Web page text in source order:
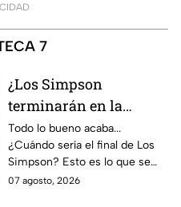
7
¿Los Simpson
terminarán en la
temporada 40? Actriz
de Bart Simpson da
IMPACTANTE
declaración
Todo lo bueno acaba...
¿Cuándo sería el final de Los
Simpson? Esto es lo que se
sabe:
07 agosto, 2026